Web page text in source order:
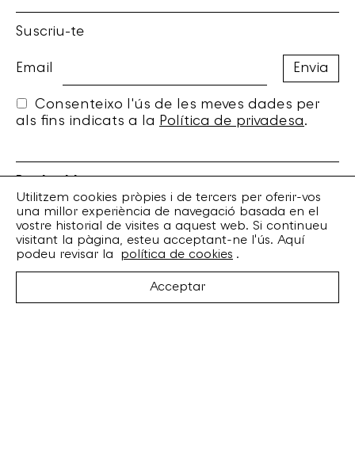
Suscriu-te
Email
Consenteixo l'ús de les meves dades per
als fins indicats a la Política de privadesa.
Torrent de l’Olla, 203 Local 1
08012 Barcelona
+34 932 070 164
bankrobber@bankrobber.net
Utilitzem cookies pròpies i de tercers per oferir-vos
una millor experiència de navegació basada en el
vostre historial de visites a aquest web. Si continueu
visitant la pàgina, esteu acceptant-ne l'ús. Aquí
podeu revisar la
política de cookies .
Acceptar